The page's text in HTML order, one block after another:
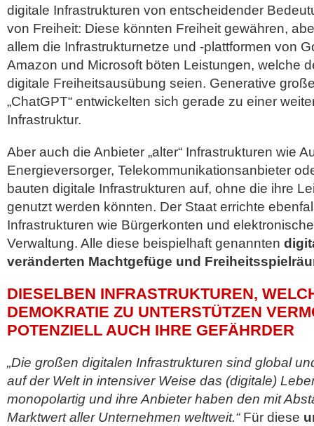
digitale Infrastrukturen von entscheidender
von Freiheit: Diese könnten Freiheit gewähren,
allem die Infrastrukturnetze und -plattformen von
Amazon und Microsoft böten Leistungen, welche
digitale Freiheitsausübung seien. Generative
„ChatGPT“ entwickelten sich gerade zu einer
Infrastruktur.
Aber auch die Anbieter „alter“ Infrastrukturen wie
Energieversorger, Telekommunikationsanbieter
bauten digitale Infrastrukturen auf, ohne die ihre
genutzt werden könnten. Der Staat errichte
Infrastrukturen wie Bürgerkonten und
Verwaltung. Alle diese beispielhaft genannten
veränderten Machtgefüge und
DIESELBEN INFRASTRUKTUREN,
DEMOKRATIE ZU UNTERSTÜTZEN
POTENZIELL AUCH IHRE GEFÄHRDER
„Die großen digitalen Infrastrukturen sind global
auf der Welt in intensiver Weise das (digitale)
monopolartig und ihre Anbieter haben den mit
Marktwert aller Unternehmen weltweit.“Für diese